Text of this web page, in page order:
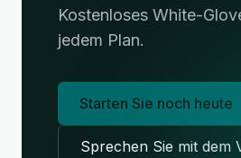
Kostenloses White-
jedem Plan.
Starten Sie noch heute
Sprechen Sie mit dem